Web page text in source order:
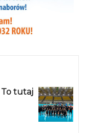
To tutaj